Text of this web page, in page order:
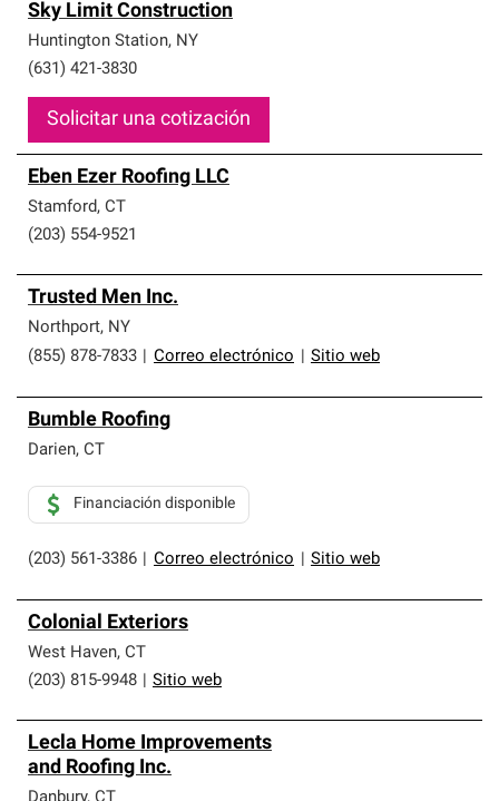
Sky Limit Construction
Huntington Station, NY
(631) 421-3830
Solicitar una cotización
Eben Ezer Roofing LLC
Stamford, CT
(203) 554-9521
Trusted Men Inc.
Northport, NY
(855) 878-7833
Correo electrónico Sitio web
Bumble Roofing
Darien, CT
(203) 561-3386 Correo electrónico Sitio web
Financiación disponible
Colonial Exteriors
West Haven, CT
(203) 815-9948
Sitio web
Lecla Home Improvements
and Roofing Inc.